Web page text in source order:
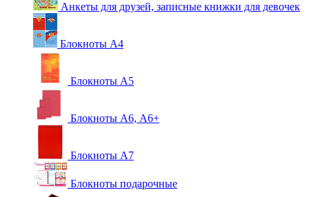
Анкеты для друзей, записные книжки для девочек
Блокноты А4
Блокноты А5
Блокноты А6, А6+
Блокноты А7
Блокноты подарочные